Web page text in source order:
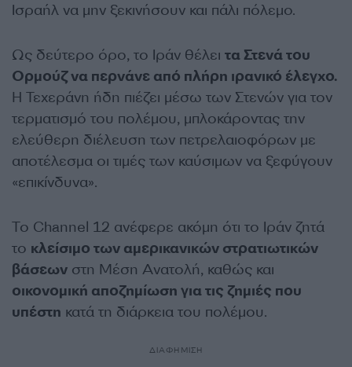
Ισραήλ να μην ξεκινήσουν και πάλι πόλεμο.
Ως δεύτερο όρο, το Ιράν θέλει τα Στενά του
Ορμούζ να περνάνε από πλήρη ιρανικό έλεγχο.
Η Τεχεράνη ήδη πιέζει μέσω των Στενών για τον
τερματισμό του πολέμου, μπλοκάροντας την
ελεύθερη διέλευση των πετρελαιοφόρων με
αποτέλεσμα οι τιμές των καύσιμων να ξεφύγουν
«επικίνδυνα».
Το Channel 12 ανέφερε ακόμη ότι το Ιράν ζητά
το κλείσιμο των αμερικανικών στρατιωτικών
βάσεων στη Μέση Ανατολή, καθώς και
οικονομική αποζημίωση για τις ζημιές που
υπέστη κατά τη διάρκεια του πολέμου.
ΔΙΑΦΗΜΙΣΗ